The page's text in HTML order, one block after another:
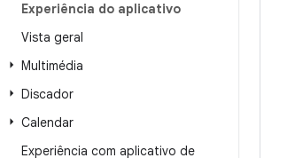
Experiência do aplicativo
Vista geral
Multimédia
Discador
Calendar
Experiência com aplicativo de